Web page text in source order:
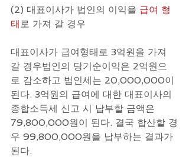
(2) 대표이사가 법인의 이익을 급여 형
태로 가져 갈 경우
대표이사가 급여형태로 3억원을 가져
갈 경우법인의 당기순이익은 2억원으
로 감소하고 법인세는 20,000,000이
된다. 3억원의 급여에 대한 대표이사의
종합소득세 신고 시 납부할 금액은
79,800,000원이 된다. 결국 합산할 경
우 99,800,000원을 납부하는 결과가
된다.